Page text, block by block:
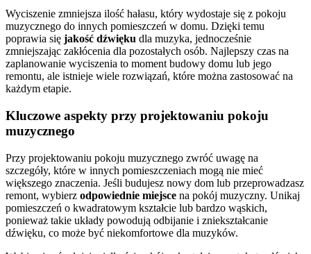
Wyciszenie zmniejsza ilość hałasu, który wydostaje się z pokoju
muzycznego do innych pomieszczeń w domu. Dzięki temu
poprawia się jakość dźwięku dla muzyka, jednocześnie
zmniejszając zakłócenia dla pozostałych osób. Najlepszy czas na
zaplanowanie wyciszenia to moment budowy domu lub jego
remontu, ale istnieje wiele rozwiązań, które można zastosować na
każdym etapie.
Kluczowe aspekty przy projektowaniu pokoju
muzycznego
Przy projektowaniu pokoju muzycznego zwróć uwagę na
szczegóły, które w innych pomieszczeniach mogą nie mieć
większego znaczenia. Jeśli budujesz nowy dom lub przeprowadzasz
remont, wybierz odpowiednie miejsce na pokój muzyczny. Unikaj
pomieszczeń o kwadratowym kształcie lub bardzo wąskich,
ponieważ takie układy powodują odbijanie i zniekształcanie
dźwięku, co może być niekomfortowe dla muzyków.